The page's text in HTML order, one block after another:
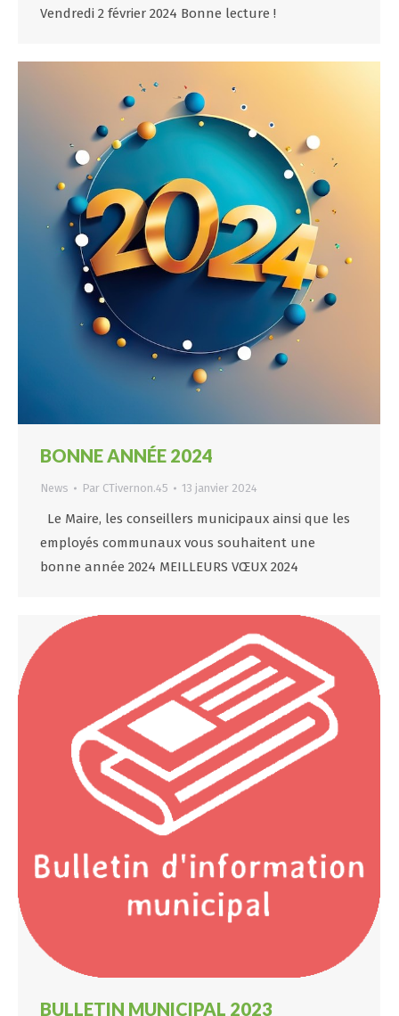
Vendredi 2 février 2024 Bonne lecture !
BONNE ANNÉE 2024
News Par CTivernon.45 13 janvier 2024
Le Maire, les conseillers municipaux ainsi que les
employés communaux vous souhaitent une
bonne année 2024 MEILLEURS VŒUX 2024
BULLETIN MUNICIPAL 2023